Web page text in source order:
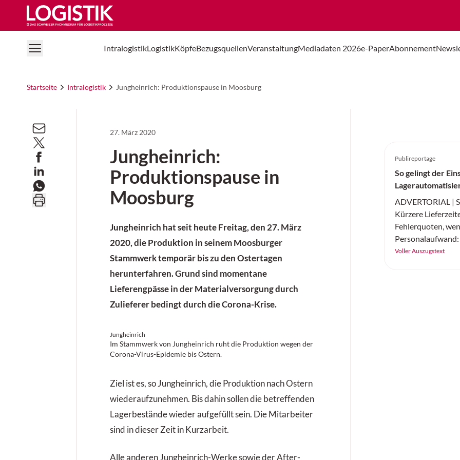
Logistik Online
IntralogistikLogistikKöpfeBezugsquellenVeranstaltungMediadaten 2026e-PaperAbonnement
Startseite Intralogistik Jungheinrich: Produktionspause in Moosburg
27. März 2020
Jungheinrich:
Produktionspause in
Moosburg
Jungheinrich hat seit heute Freitag, den 27. März
2020, die Produktion in seinem Moosburger
Stammwerk temporär bis zu den Ostertagen
herunterfahren. Grund sind momentane
Lieferengpässe in der Materialversorgung durch
Zulieferer bedingt durch die Corona-Krise.
Jungheinrich
Im Stammwerk von Jungheinrich ruht die Produktion wegen der
Corona-Virus-Epidemie bis Ostern.
Ziel ist es, so Jungheinrich, die Produktion nach Ostern
wiederaufzunehmen. Bis dahin sollen die betreffenden
Lagerbestände wieder aufgefüllt sein. Die Mitarbeiter
sind in dieser Zeit in Kurzarbeit.
Alle anderen Jungheinrich-Werke sowie der After-
Publireportage
So gelingt der
ADVERTORIAL |
Kürzere
Fehlerquoten,
verändert die
Voller Auszugstext